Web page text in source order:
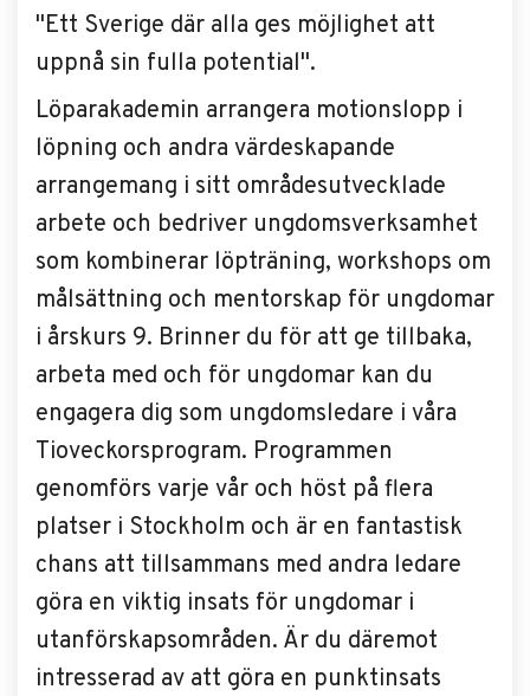
"Ett Sverige där alla ges möjlighet att
uppnå sin fulla potential".
Löparakademin arrangera motionslopp i
löpning och andra värdeskapande
arrangemang i sitt områdesutvecklade
arbete och bedriver ungdomsverksamhet
som kombinerar löpträning, workshops om
målsättning och mentorskap för ungdomar
i årskurs 9. Brinner du för att ge tillbaka,
arbeta med och för ungdomar kan du
engagera dig som ungdomsledare i våra
Tioveckorsprogram. Programmen
genomförs varje vår och höst på flera
platser i Stockholm och är en fantastisk
chans att tillsammans med andra ledare
göra en viktig insats för ungdomar i
utanförskapsområden. Är du däremot
intresserad av att göra en punktinsats